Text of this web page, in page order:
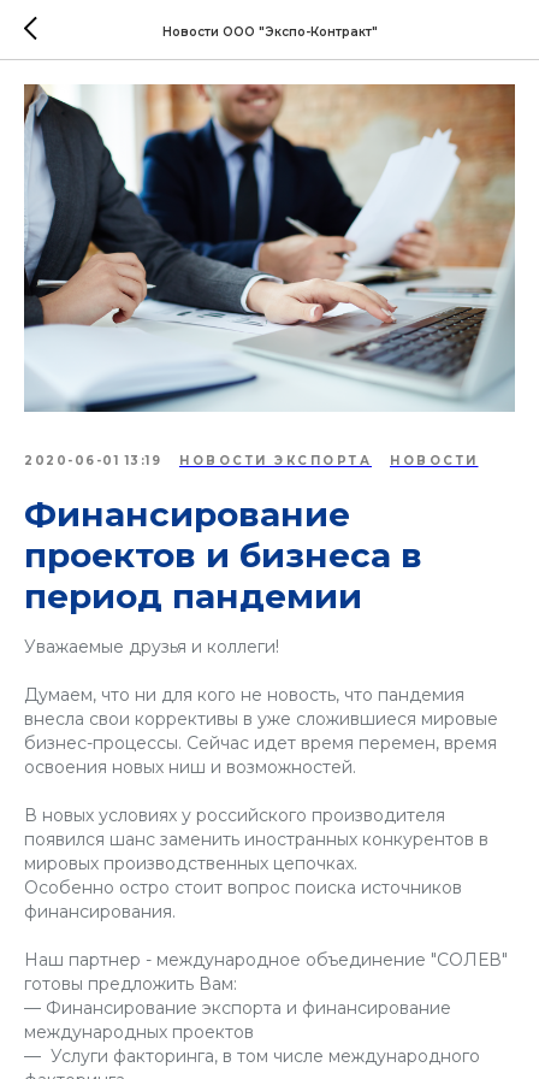
Новости ООО "Экспо-Контракт"
2020-06-01 13:19 НОВОСТИ ЭКСПОРТА НОВОСТИ
Финансирование
проектов и бизнеса в
период пандемии
Уважаемые друзья и коллеги!
Думаем, что ни для кого не новость, что пандемия
внесла свои коррективы в уже сложившиеся мировые
бизнес-процессы. Сейчас идет время перемен, время
освоения новых ниш и возможностей.
В новых условиях у российского производителя
появился шанс заменить иностранных конкурентов в
мировых производственных цепочках.
Особенно остро стоит вопрос поиска источников
финансирования.
Наш партнер - международное объединение "СОЛЕВ"
готовы предложить Вам:
— Финансирование экспорта и финансирование
международных проектов
— Услуги факторинга, в том числе международного